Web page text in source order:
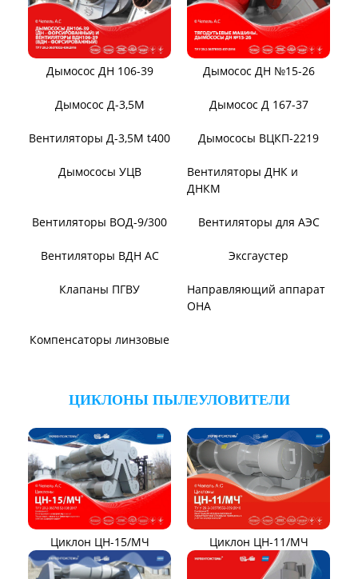
Вентиляторы местного
проветривания
Вентиляторы главного
проветривания
Вентиляторы для
Установки УВЦГ
ТЯГОДУТЬЕВЫЕ МАШИНЫ
Тягодутьевые машины Дымосос ДН 95-40